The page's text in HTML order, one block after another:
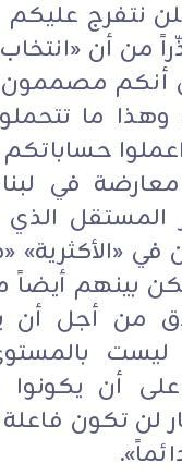
نتفرج عليكم
من أن
أنكم
وهذا ما
حساباتكم
في
المستقل
في «الأكثرية»
بينهم أيضاً
من أجل أن
أن يكونوا
لن تكون